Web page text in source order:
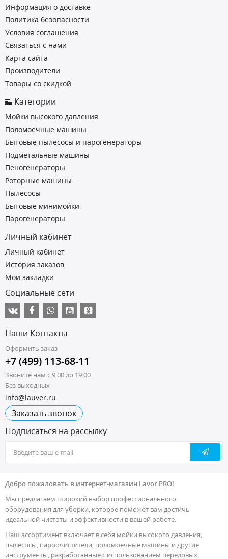
Информация о доставке
Политика безопасности
Условия соглашения
Связаться с нами
Карта сайта
Производители
Товары со скидкой
Категории
Мойки высокого давления
Поломоечные машины
Бытовые пылесосы и парогенераторы
Подметальные машины
Пеногенераторы
Роторные машины
Пылесосы
Бытовые минимойки
Парогенераторы
Личный кабинет
Личный кабинет
История заказов
Мои закладки
Социальные сети
Наши Контакты
Оформить заказ
+7 (499) 113-68-11
Звоните нам с 9:00 до 19:00
Без выходных
info@lauver.ru
Заказать звонок
Подписаться на рассылку
Добро пожаловать в интернет-магазин Lavor PRO!
Мы предлагаем широкий выбор профессионального
оборудования для уборки, которое поможет вам достичь
идеальной чистоты и эффективности в вашей работе.
Наш ассортимент включает в себя мойки высокого давления,
пылесосы, пароочистители, поломоечные машины и другие
инструменты, разработанные с использованием передовых